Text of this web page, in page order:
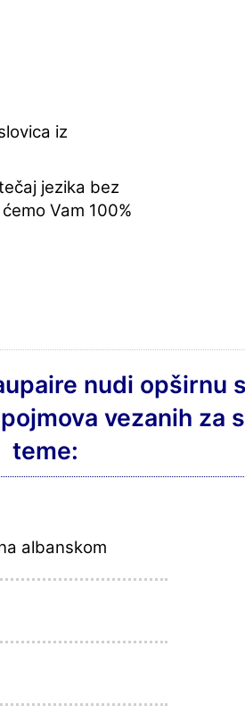
iz
jezika bez
Vam 100%
nudi opširnu
vezanih za
teme:
albanskom